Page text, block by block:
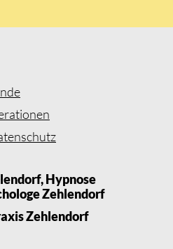
Hypnose
Zehlendorf
Zehlendorf